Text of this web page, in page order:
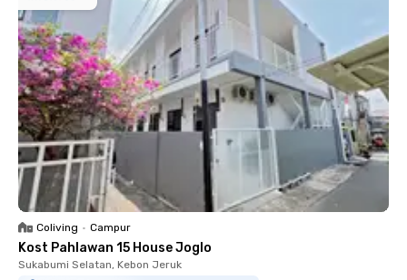
Coliving • Campur
Kost Pahlawan 15 House Joglo
Sukabumi Selatan, Kebon Jeruk